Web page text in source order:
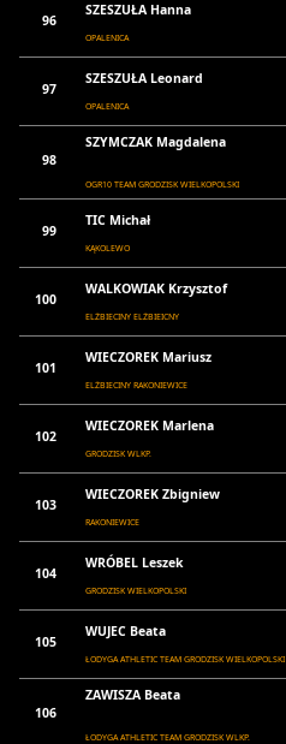
96
SZESZUŁA Hanna
OPALENICA
97
SZESZUŁA Leonard
OPALENICA
98
SZYMCZAK Magdalena
OGR10 TEAM GRODZISK WIELKOPOLSKI
99
TIC Michał
KĄKOLEWO
100
WALKOWIAK Krzysztof
ELŻBIECINY ELŻBIEICNY
101
WIECZOREK Mariusz
ELŻBIECINY RAKONIEWICE
102
WIECZOREK Marlena
GRODZISK WLKP.
103
WIECZOREK Zbigniew
RAKONIEWICE
104
WRÓBEL Leszek
GRODZISK WIELKOPOLSKI
105
WUJEC Beata
ŁODYGA ATHLETIC TEAM GRODZISK WIELKOPOLSKI
106
ZAWISZA Beata
ŁODYGA ATHLETIC TEAM GRODZISK WLKP.